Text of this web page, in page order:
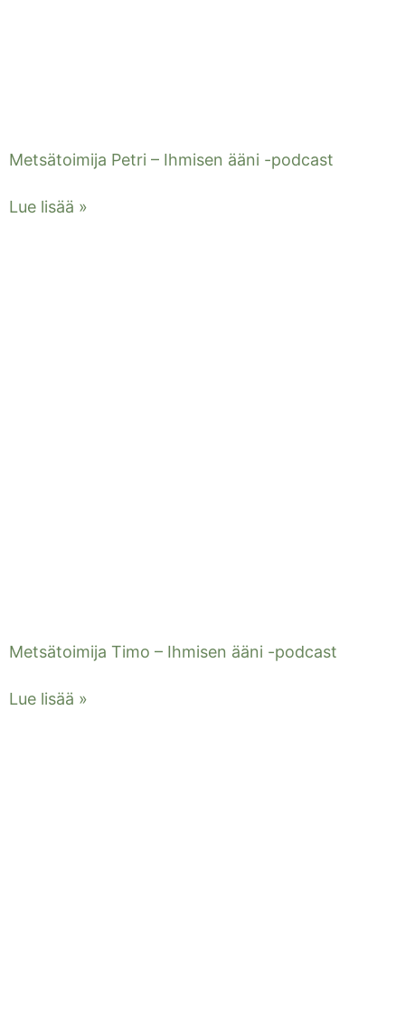
Metsätoimija Petri – Ihmisen ääni -podcast
Lue lisää »
Metsätoimija Timo – Ihmisen ääni -podcast
Lue lisää »